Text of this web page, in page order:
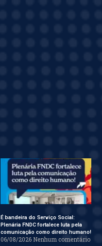
É bandeira do Serviço Social:
Plenária FNDC fortalece luta pela
comunicação como direito humano!
06/08/2026 Nenhum comentário